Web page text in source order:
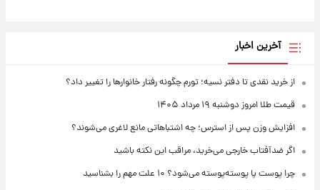
آخرین اخبار
از خرید نقدی تا دفتر نسیه؛ تورم چگونه رفتار خانوارها را تغییر داد؟
قیمت طلا امروز دوشنبه ۱۹ مرداد ۱۴۰۵
افزایش وزن پس از استرس؛ چه اشتباهاتی مانع لاغری می‌شوند؟
اگر ضدآفتاب خارجی می‌خرید، مراقب این نکته باشید
چرا پوست پا پوسته‌پوسته می‌شود؟ ۱۰ علت مهم را بشناسید